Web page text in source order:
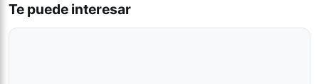
Te puede interesar